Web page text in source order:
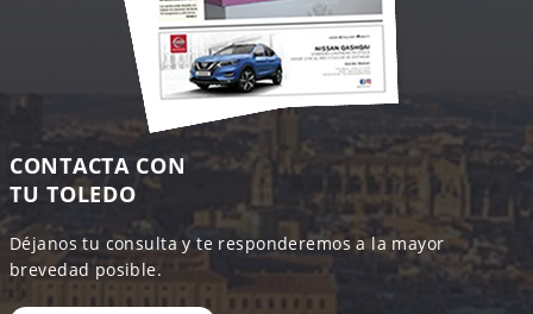
CONTACTA CON
TU TOLEDO
Déjanos tu consulta y te responderemos a la mayor
brevedad posible.